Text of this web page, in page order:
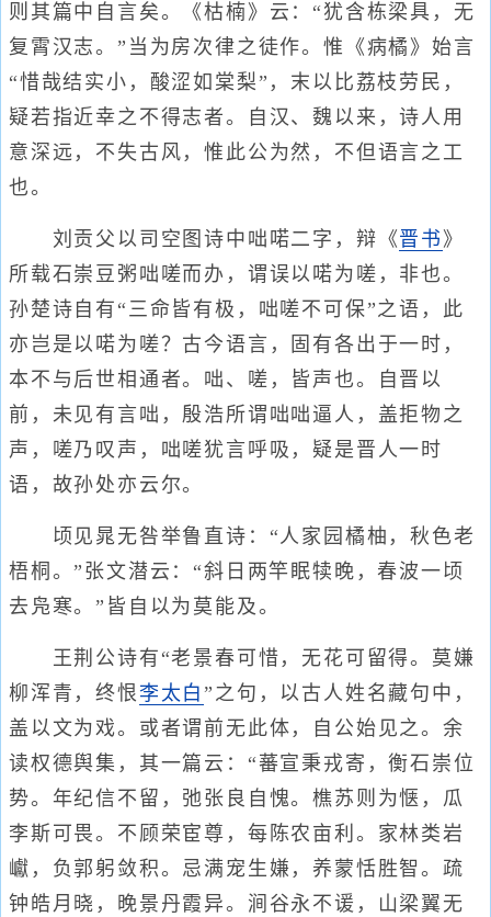
则其篇中自言矣。《枯楠》云：“犹含栋梁具，无
复霄汉志。”当为房次律之徒作。惟《病橘》始言
“惜哉结实小，酸涩如棠梨”，末以比荔枝劳民，
疑若指近幸之不得志者。自汉、魏以来，诗人用
意深远，不失古风，惟此公为然，不但语言之工
也。
刘贡父以司空图诗中咄喏二字，辩《晋书 》
所载石崇豆粥咄嗟而办，谓误以喏为嗟，非也。
孙楚诗自有“三命皆有极，咄嗟不可保”之语，此
亦岂是以喏为嗟？古今语言，固有各出于一时，
本不与后世相通者。咄、嗟，皆声也。自晋以
前，未见有言咄，殷浩所谓咄咄逼人，盖拒物之
声，嗟乃叹声，咄嗟犹言呼吸，疑是晋人一时
语，故孙处亦云尔。
顷见晁无咎举鲁直诗：“人家园橘柚，秋色老
梧桐。”张文潜云：“斜日两竿眠犊晚，春波一顷
去凫寒。”皆自以为莫能及。
王荆公诗有“老景春可惜，无花可留得。莫嫌
柳浑青，终恨李太白”之句，以古人姓名藏句中，
盖以文为戏。或者谓前无此体，自公始见之。余
读权德舆集，其一篇云：“蕃宣秉戎寄，衡石崇位
势。年纪信不留，弛张良自愧。樵苏则为惬，瓜
李斯可畏。不顾荣宦尊，每陈农亩利。家林类岩
巘，负郭躬敛积。忌满宠生嫌，养蒙恬胜智。疏
钟皓月晓，晚景丹霞异。涧谷永不谖，山梁翼无